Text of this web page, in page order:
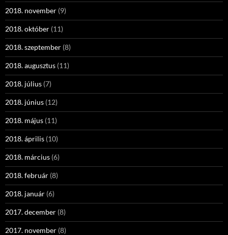
2018. november (9)
2018. október (11)
2018. szeptember (8)
2018. augusztus (11)
2018. július (7)
2018. június (12)
2018. május (11)
2018. április (10)
2018. március (6)
2018. február (8)
2018. január (6)
2017. december (8)
2017. november (8)